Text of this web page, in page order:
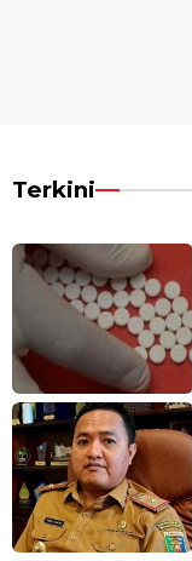
Terkini